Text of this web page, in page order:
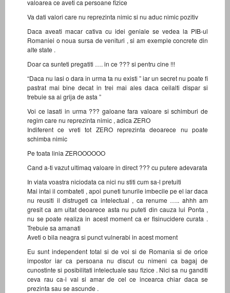
valoarea ce aveti ca persoane fizice
Va dati valori care nu reprezinta nimic si nu aduc nimic pozitiv
Daca aveati macar cativa cu idei geniale se vedea la PIB-ul
Romaniei o noua sursa de venituri , si am exemple concrete din
alte state .
Doar ca sunteti pregatiti …. in ce ??? si pentru cine !!!
“Daca nu lasi o dara in urma ta nu existi ” iar un secret nu poate fi
pastrat mai bine decat in trei mai ales daca ceilalti dispar si
trebuie sa ai grija de asta ”
Voi ce lasati in urma ??? galoane fara valoare si schimburi de
regim care nu reprezinta nimic , adica ZERO
Indiferent ce vreti tot ZERO reprezinta deoarece nu poate
schimba nimic
Pe toata linia ZEROOOOOO
Cand a-ti vazut ultimaq valoare in direct ??? cu putere adevarata
In viata voastra niciodata ca nici nu stiti cum sa-l pretuiti
Mai intai il combateti , apoi puneti tunurile imbecile pe el iar daca
nu reusiti il distrugeti ca intelectual , ca renume ….. ahhh am
gresit ca am uitat deoarece asta nu puteti din cauza lui Ponta ,
nu se poate realiza in acest moment ca er fisinucidere curata .
Trebuie sa amanati
Aveti o bila neagra si punct vulnerabi in acest moment
Eu sunt independent total si de voi si de Romania si de orice
impostor iar ca persoana nu discut cu nimeni ca bagaj de
cunostinte si posibilitati intelectuale sau fizice . Nici sa nu ganditi
ceva rau ca-i vai si amar de cel ce incearca chiar daca se
prezinta sau se ascunde .